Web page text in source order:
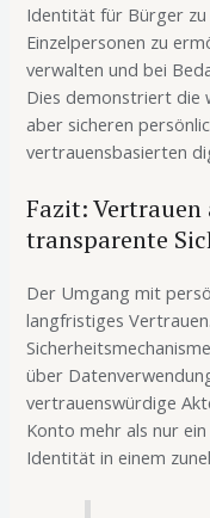
Identität für Bürger zu
Einzelpersonen zu
verwalten und bei
Dies demonstriert die
aber sicheren
vertrauensbasierten
Fazit:
transparente
Der Umgang mit
langfristiges
über
vertrauenswürdige
Konto mehr als nur
Identität in einem